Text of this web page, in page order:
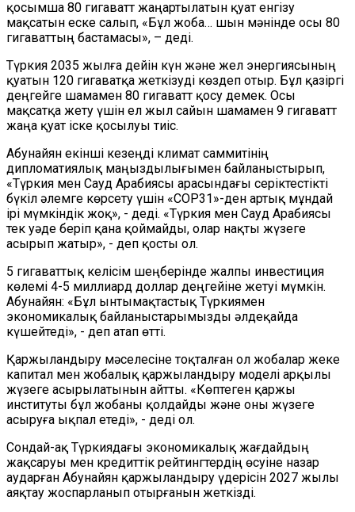
қосымша 80 гигаватт жаңартылатын қуат енгізу
мақсатын еске салып, «Бұл жоба… шын мәнінде осы 80
гигаваттың бастамасы», – деді.
Түркия 2035 жылға дейін күн және жел энергиясының
қуатын 120 гигаватқа жеткізуді көздеп отыр. Бұл қазіргі
деңгейге шамамен 80 гигаватт қосу демек. Осы
мақсатқа жету үшін ел жыл сайын шамамен 9 гигаватт
жаңа қуат іске қосылуы тиіс.
Абунайян екінші кезеңді климат саммитінің
дипломатиялық маңыздылығымен байланыстырып,
«Түркия мен Сауд Арабиясы арасындағы серіктестікті
бүкіл әлемге көрсету үшін «COP31»-ден артық мұндай
ірі мүмкіндік жоқ», - деді. «Түркия мен Сауд Арабиясы
тек уәде беріп қана қоймайды, олар нақты жүзеге
асырып жатыр», - деп қосты ол.
5 гигаваттық келісім шеңберінде жалпы инвестиция
көлемі 4-5 миллиард доллар деңгейіне жетуі мүмкін.
Абунайян: «Бұл ынтымақтастық Түркиямен
экономикалық байланыстарымызды әлдеқайда
күшейтеді», - деп атап өтті.
Қаржыландыру мәселесіне тоқталған ол жобалар жеке
капитал мен жобалық қаржыландыру моделі арқылы
жүзеге асырылатынын айтты. «Көптеген қаржы
институты бұл жобаны қолдайды және оны жүзеге
асыруға ықпал етеді», - деді ол.
Сондай-ақ Түркиядағы экономикалық жағдайдың
жақсаруы мен кредиттік рейтингтердің өсуіне назар
аударған Абунайян қаржыландыру үдерісін 2027 жылы
аяқтау жоспарланып отырғанын жеткізді.